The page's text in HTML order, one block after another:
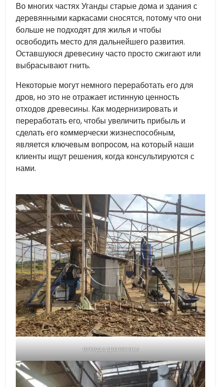
Во многих частях Уганды старые дома и здания с
деревянными каркасами сносятся, потому что они
больше не подходят для жилья и чтобы
освободить место для дальнейшего развития.
Оставшуюся древесину часто просто сжигают или
выбрасывают гнить.
Некоторые могут немного переработать его для
дров, но это не отражает истинную ценность
отходов древесины. Как модернизировать и
переработать его, чтобы увеличить прибыль и
сделать его коммерчески жизнеспособным,
является ключевым вопросом, на который наши
клиенты ищут решения, когда консультируются с
нами.
отходы древесины